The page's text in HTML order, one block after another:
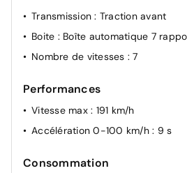
Transmission: Traction avant
Boite : Boîte automatique 7
Nombre de vitesses : 7
Performances
Vitesse max : 191 km/h
Accélération 0-100 km/h : 9 s
Consommation